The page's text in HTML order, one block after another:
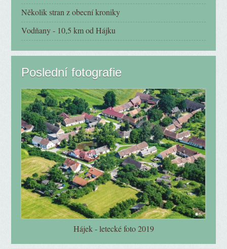
Několik stran z obecní kroniky
Vodňany - 10,5 km od Hájku
Poslední fotografie
Hájek - letecké foto 2019